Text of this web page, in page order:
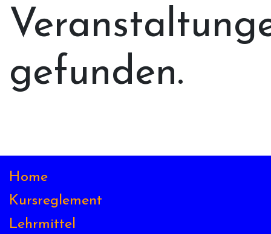
gefunden.
Home
Kursreglement
Lehrmittel